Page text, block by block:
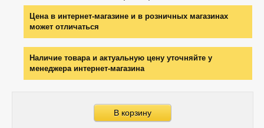
Цена в интернет-магазине и в розничных магазинах
может отличаться
Наличие товара и актуальную цену уточняйте у
менеджера интернет-магазина
В корзину